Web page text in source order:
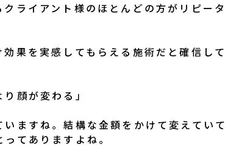
ライアント様のほとんどの方がリピータ
果を実感してもらえる施術だと確信して
顔が変わる」
ますね。結構な金額をかけて変えていて
てありますよね。